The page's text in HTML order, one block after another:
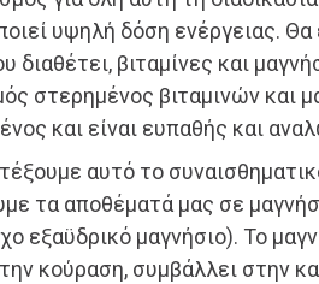
υψηλή δόση ενέργειας.
διαθέτει, βιταμίνες και
στερημένος βιταμινών και
και είναι ευπαθής και
αυτό το
τα αποθέματά μας σε
εξαϋδρικό μαγνήσιο). Το
κούραση, συμβάλλει στην